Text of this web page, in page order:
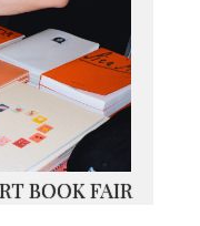
BOOK FAIR